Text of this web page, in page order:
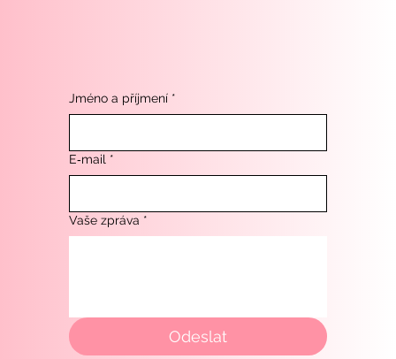
Jméno a příjmení *
E‑mail *
Vaše zpráva *
Odeslat